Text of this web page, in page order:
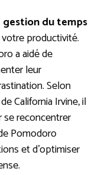
du temps
productivité.
a aidé de
leur
Selon
California Irvine, il
reconcentrer
Pomodoro
et d’optimiser